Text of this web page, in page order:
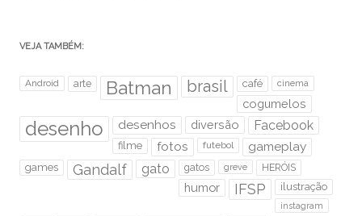
VEJA TAMBÉM:
Android arte Batman brasil café cinema
cogumelos
desenho desenhos diversão Facebook
filme fotos futebol gameplay
games Gandalf gato gatos greve HERÓIS
humor IFSP ilustração
instagram